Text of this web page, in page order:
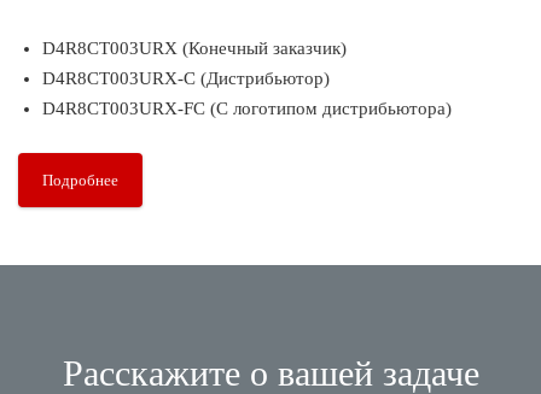
D4R8CT003URX (Конечный заказчик)
D4R8CT003URX-C (Дистрибьютор)
D4R8CT003URX-FC (С логотипом дистрибьютора)
Подробнее
Расскажите о вашей задаче